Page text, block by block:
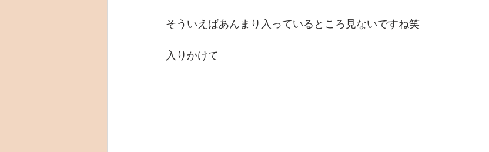
そういえばあんまり入っているところ見ないですね笑
入りかけて